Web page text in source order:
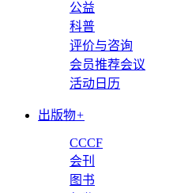
公益
科普
评价与咨询
会员推荐会议
活动日历
出版物+
CCCF
会刊
图书